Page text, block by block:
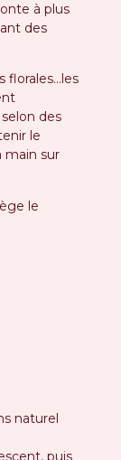
à plus
des
florales…les
des
le
main sur
le
naturel
puis